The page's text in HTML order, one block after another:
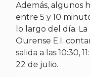
Además, algunos
entre 5 y 10
lo largo del día.
Ourense E.I.
salida a las 10:30,
22 de julio.